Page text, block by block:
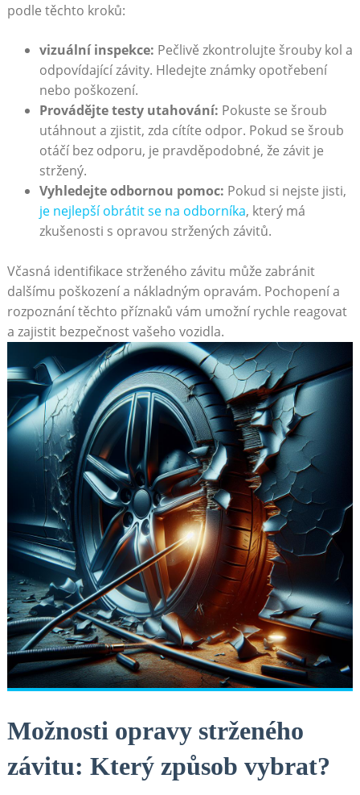
podle těchto kroků:
vizuální inspekce: Pečlivě zkontrolujte šrouby kol a
odpovídající závity. Hledejte známky opotřebení
nebo poškození.
Provádějte testy utahování: Pokuste se šroub
utáhnout a zjistit, zda cítíte odpor. Pokud se šroub
otáčí bez odporu, je pravděpodobné, že závit je
stržený.
Vyhledejte odbornou pomoc: Pokud si nejste jisti,
je nejlepší obrátit se na odborníka, který má
zkušenosti s opravou stržených závitů.
Včasná identifikace strženého závitu může zabránit
dalšímu poškození a nákladným opravám. Pochopení a
rozpoznání těchto příznaků vám umožní rychle reagovat
a zajistit bezpečnost vašeho vozidla.
Možnosti opravy strženého
závitu: Který způsob vybrat?